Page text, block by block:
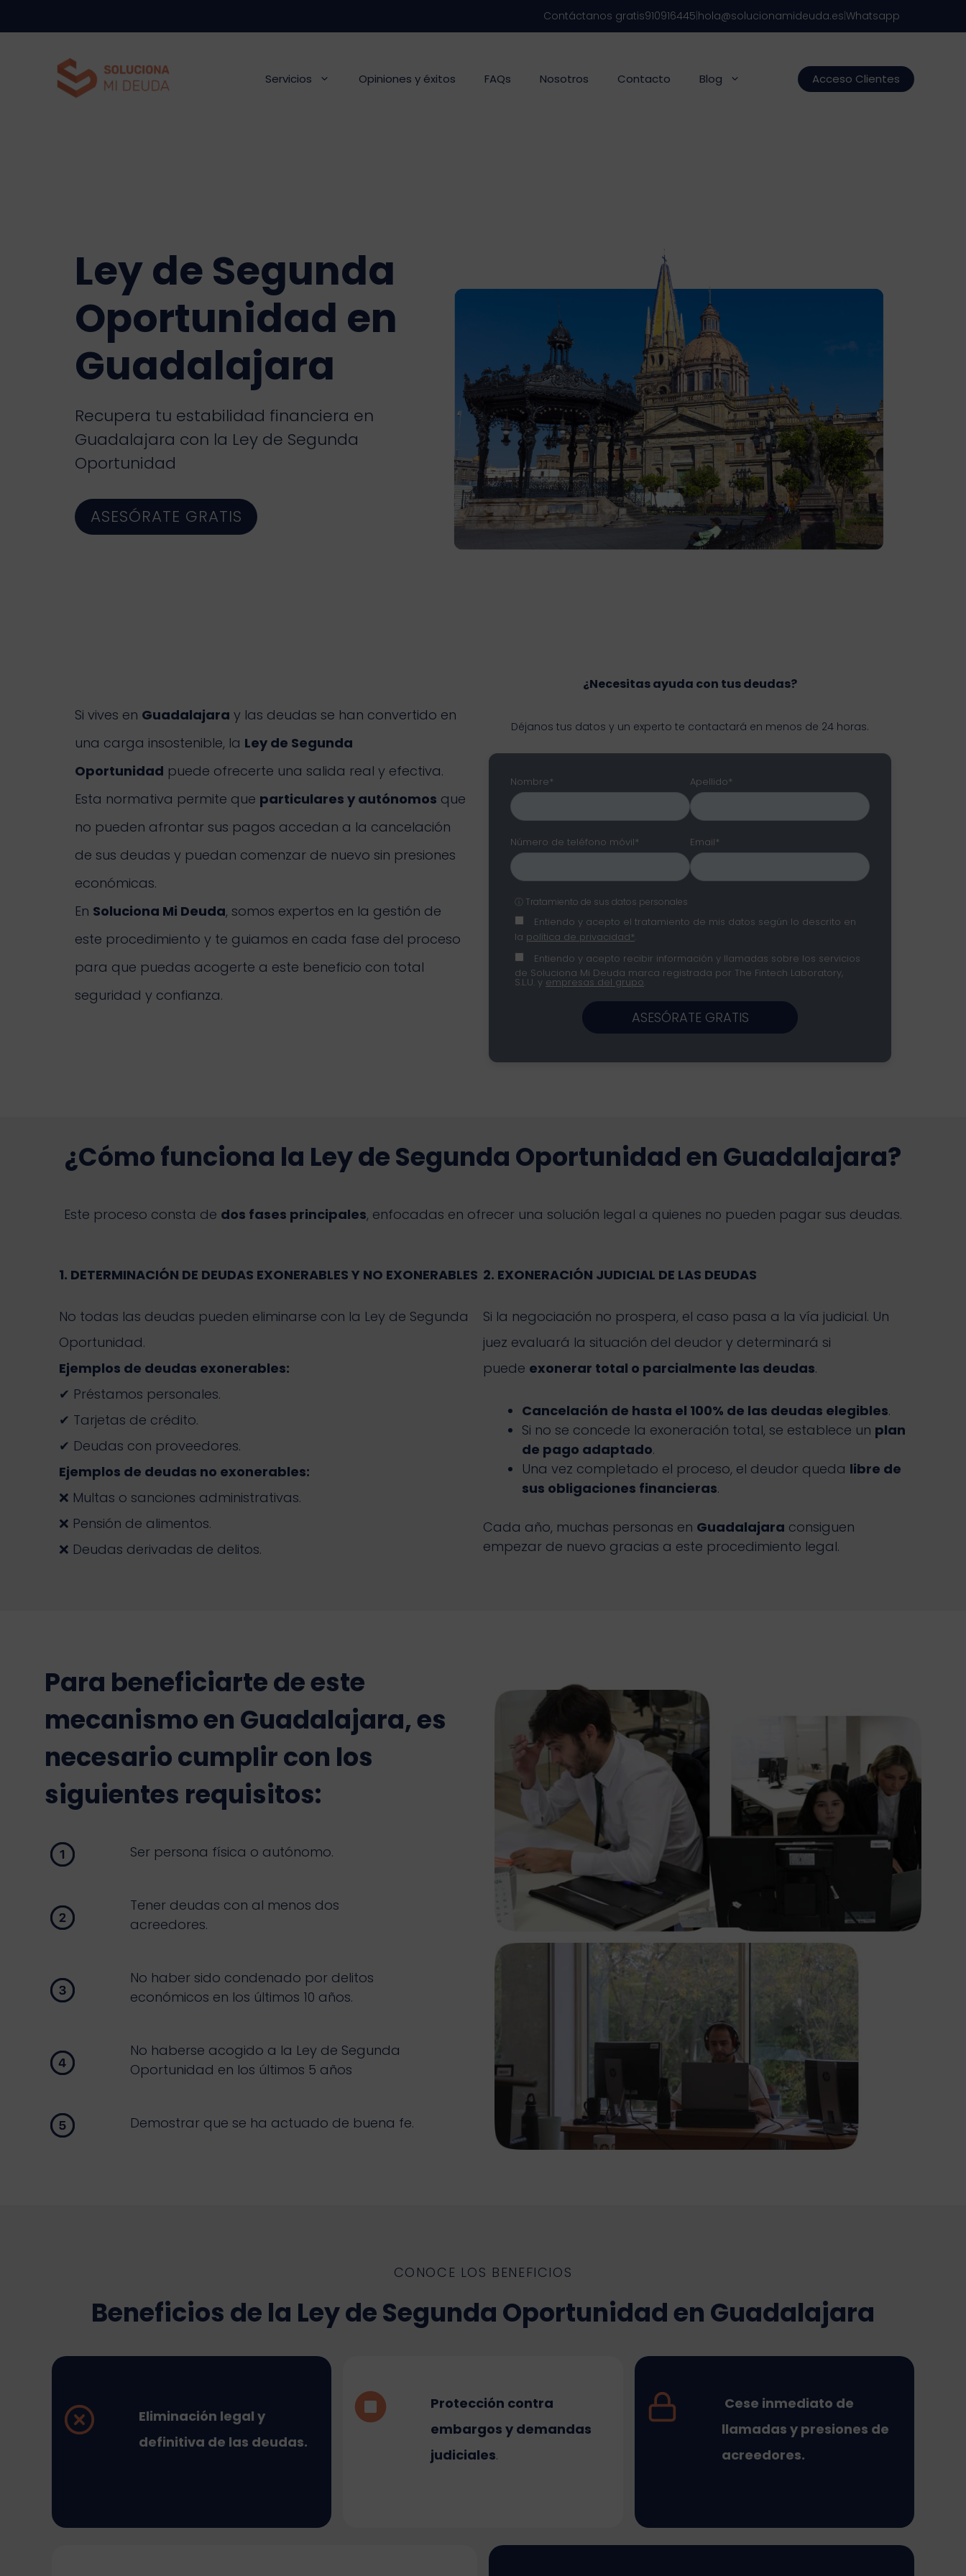
al
Contáctanos gratis910916445 hola@solucionamideuda.es Whatsapp
Servicios Opiniones y éxitos FAQs Nosotros Contacto Blog Acceso Clientes
Ley de Segunda
Oportunidad en
Guadalajara
Recupera tu estabilidad financiera en
Guadalajara con la Ley de Segunda
Oportunidad
ASESÓRATE GRATIS
Si vives en Guadalajara y las deudas se han convertido en
una carga insostenible, la Ley de Segunda
Oportunidad puede ofrecerte una salida real y efectiva.
Esta normativa permite que particulares y autónomos que
no pueden afrontar sus pagos accedan a la cancelación
de sus deudas y puedan comenzar de nuevo sin presiones
económicas.
En Soluciona Mi Deuda, somos expertos en la gestión de
este procedimiento y te guiamos en cada fase del proceso
para que puedas acogerte a este beneficio con total
seguridad y confianza.
¿Necesitas ayuda con tus deudas?
Déjanos tus datos y un experto te contactará en menos de 24 horas.
Nombre* Apellido*
Número de teléfono móvil* Email*
ⓘ Tratamiento de sus datos personales
Entiendo y acepto el tratamiento de mis datos según lo descrito en
la política de privacidad*
Entiendo y acepto recibir información y llamadas sobre los servicios
de Soluciona Mi Deuda marca registrada por The Fintech Laboratory,
S.L.U. y empresas del grupo
ASESÓRATE GRATIS
¿Cómo funciona la Ley de Segunda Oportunidad en Guadalajara?
Este proceso consta de dos fases principales, enfocadas en ofrecer una solución legal a quienes no pueden pagar sus deudas.
1. DETERMINACIÓN DE DEUDAS EXONERABLES Y NO EXONERABLES
No todas las deudas pueden eliminarse con la Ley de Segunda
Oportunidad.
Ejemplos de deudas exonerables:
✔ Préstamos personales.
✔ Tarjetas de crédito.
✔ Deudas con proveedores.
Ejemplos de deudas no exonerables:
❌ Multas o sanciones administrativas.
❌ Pensión de alimentos.
❌ Deudas derivadas de delitos.
2. EXONERACIÓN JUDICIAL DE LAS DEUDAS
Si la negociación no prospera, el caso pasa a la vía judicial. Un
juez evaluará la situación del deudor y determinará si
puede exonerar total o parcialmente las deudas.
Cancelación de hasta el 100% de las deudas elegibles.
Si no se concede la exoneración total, se establece un plan
de pago adaptado.
Una vez completado el proceso, el deudor queda libre de
sus obligaciones financieras.
Cada año, muchas personas en Guadalajara consiguen
empezar de nuevo gracias a este procedimiento legal.
Para beneficiarte de este
mecanismo en Guadalajara, es
necesario cumplir con los
siguientes requisitos:
Ser persona física o autónomo.
Tener deudas con al menos dos
acreedores.
No haber sido condenado por delitos
económicos en los últimos 10 años.
No haberse acogido a la Ley de Segunda
Oportunidad en los últimos 5 años
Demostrar que se ha actuado de buena fe.
CONOCE LOS BENEFICIOS
Beneficios de la Ley de Segunda Oportunidad en Guadalajara
Eliminación legal y
definitiva de las deudas.
Protección contra
embargos y demandas
judiciales.
Cese inmediato de
llamadas y presiones de
acreedores.